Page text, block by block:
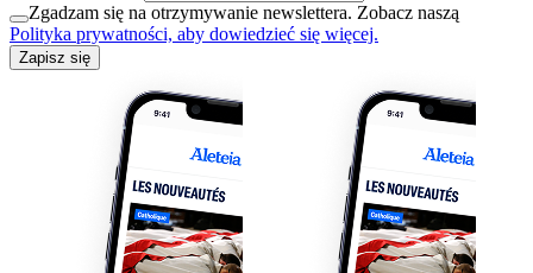
Zgadzam się na otrzymywanie newslettera. Zobacz naszą
Polityka prywatności, aby dowiedzieć się więcej.
Zapisz się